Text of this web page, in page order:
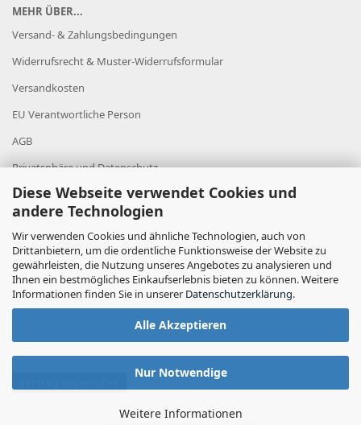
Diese Webseite verwendet Cookies und
andere Technologien
Wir verwenden Cookies und ähnliche Technologien, auch von
Drittanbietern, um die ordentliche Funktionsweise der Website zu
gewährleisten, die Nutzung unseres Angebotes zu analysieren und
Ihnen ein bestmögliches Einkaufserlebnis bieten zu können. Weitere
Informationen finden Sie in unserer Datenschutzerklärung.
Alle Akzeptieren
Nur Notwendige
Weitere Informationen
MEHR ÜBER...
Versand- & Zahlungsbedingungen
Widerrufsrecht & Muster-Widerrufsformular
Versandkosten
EU Verantwortliche Person
AGB
Privatsphäre und Datenschutz
Datenschutz
Impressum
Cookie Einstellungen